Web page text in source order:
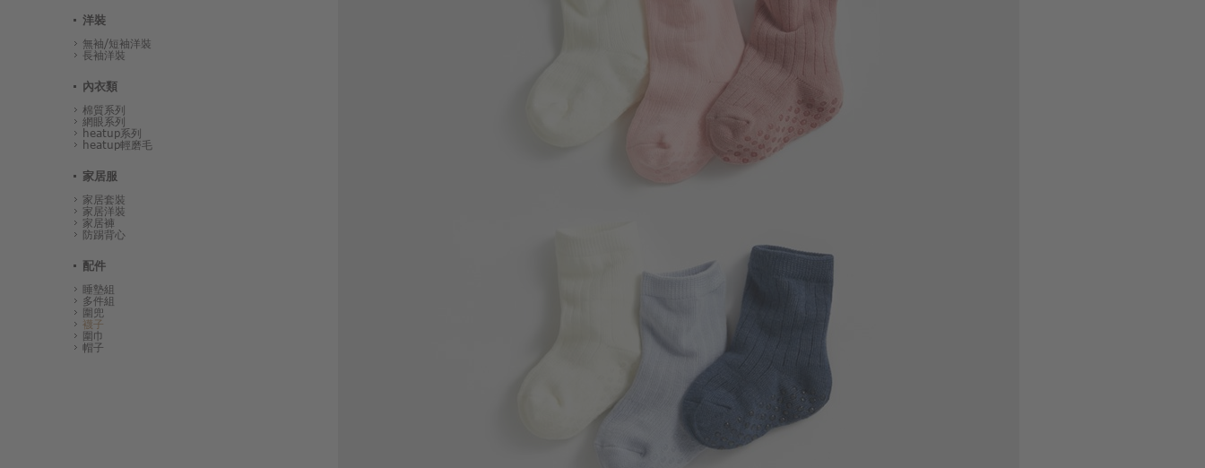
洋裝
無袖/短袖洋裝
長袖洋裝
內衣類
棉質系列
網眼系列
heatup系列
heatup輕磨毛
家居服
家居套裝
家居洋裝
家居褲
防踢背心
配件
睡墊組
多件組
圍兜
襪子
圍巾
帽子